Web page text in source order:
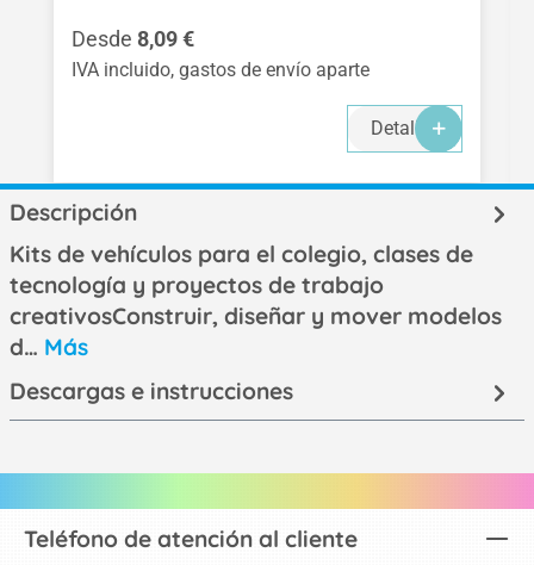
Precio normal:
Desde 8,09 €
IVA incluido, gastos de envío aparte
Detalles
Descripción
Kits de vehículos para el colegio, clases de
tecnología y proyectos de trabajo
creativosConstruir, diseñar y mover modelos
d… Más
Descargas e instrucciones
Teléfono de atención al cliente